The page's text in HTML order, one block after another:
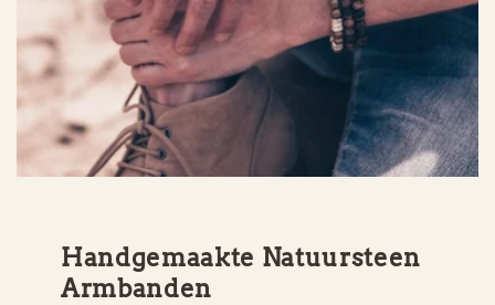
Handgemaakte Natuursteen
Armbanden